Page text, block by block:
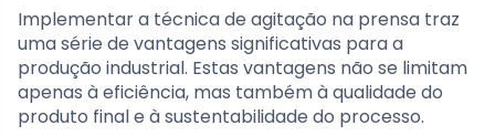
Implementar a técnica de agitação na prensa traz
uma série de vantagens significativas para a
produção industrial. Estas vantagens não se limitam
apenas à eficiência, mas também à qualidade do
produto final e à sustentabilidade do processo.